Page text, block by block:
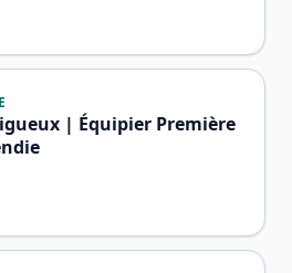
| Équipier Première